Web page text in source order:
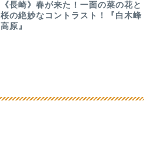
《長崎》春が来た！一面の菜の花と
桜の絶妙なコントラスト！『白木峰
高原』